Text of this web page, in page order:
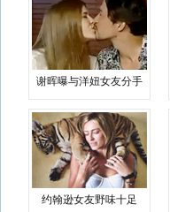
谢晖曝与洋妞女友分手
约翰逊女友野味十足